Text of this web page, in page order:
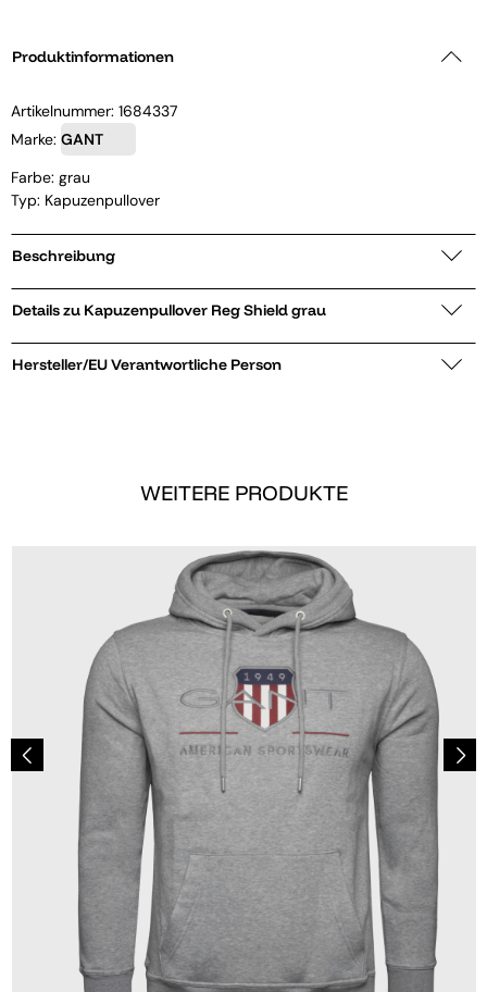
Produktinformationen
Artikelnummer: 1684337
Marke: GANT
Farbe: grau
Typ: Kapuzenpullover
Beschreibung
Details zu Kapuzenpullover Reg Shield grau
Hersteller/EU Verantwortliche Person
WEITERE PRODUKTE